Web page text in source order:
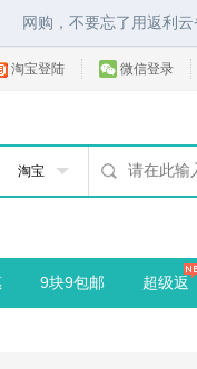
网购，不要忘了用返利
淘宝登陆 微信登录
淘宝
9块9包邮 超级返